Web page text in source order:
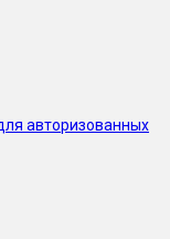
авторизованных